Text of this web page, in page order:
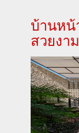
บ้านหน้
สวยงา